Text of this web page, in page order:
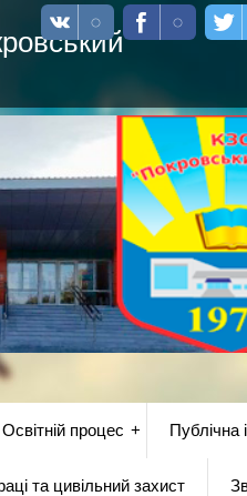
Освітній процес Публічна
та цивільний захист